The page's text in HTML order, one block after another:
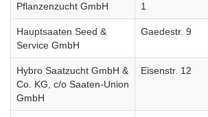
Pflanzenzucht GmbH
1
Hauptsaaten Seed &
Service GmbH
Gaedestr. 9
Hybro Saatzucht GmbH &
Co. KG, c/o Saaten-Union
GmbH
Eisenstr. 12